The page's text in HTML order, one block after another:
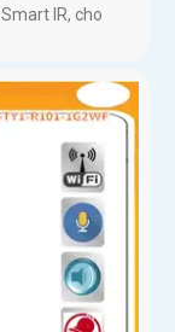
IR, cho